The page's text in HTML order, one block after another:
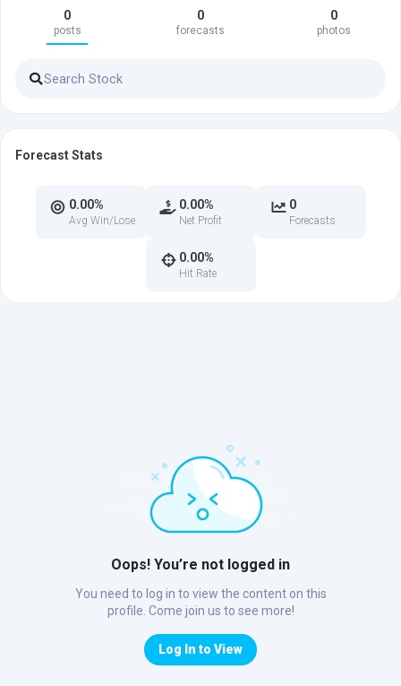
0
posts
0
forecasts
0
photos
Oops! You’re not logged in
You need to log in to view the content on this
profile. Come join us to see more!
Log In to View
Forecast Stats
0.00%
Avg Win/Lose
0.00%
Net Profit
0
Forecasts
0.00%
Hit Rate